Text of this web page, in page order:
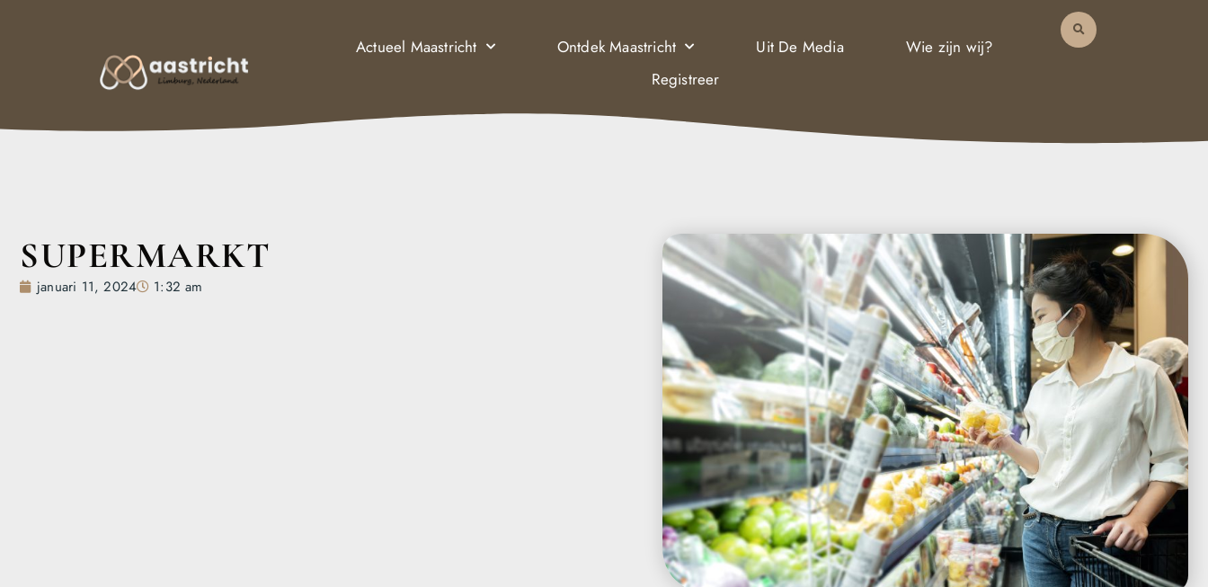
Actueel Maastricht Ontdek Maastricht Uit De Media
Wie zijn wij?
Registreer
SUPERMARKT
januari 11, 2024 1:32 am